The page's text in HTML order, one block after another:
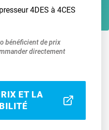
4DES à 4CES
bénéficient de prix
directement
ET LA